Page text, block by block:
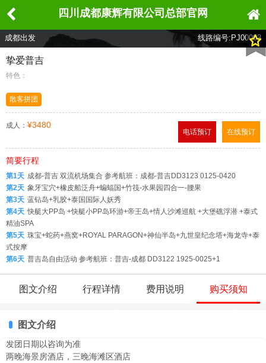
四川成都康辉有限公司总部官网
成都出发 线路编号:PJ00003
挚爱普吉
特色：
散客拼团
成人： ¥3480
在线预订
电话预订
简要行程
第1天 成都-普吉 双流机场集合 参考航班：成都-普吉DD3123 0125-0420
第2天 象牙宝穴+橡皮船泛舟+蝙蝠国+竹筏-水果园四合一-腰果
第3天 蓝钻岛+乳胶+泰国国际人妖秀
第4天 快艇大PP岛 +快艇小PP岛环游+帝王岛+情人沙滩巡航 +大堡礁浮潜 +泰式
精油SPA
第5天 珠宝+蛇药+燕窝+ROYAL PARAGON+神仙半岛+九世皇纪念塔+海龙寺+泰
式按摩
第6天 普吉岛自由活动 参考航班：普吉-成都 DD3122 1925-0025+1
图文介绍 行程详情 费用说明 购买须知
图文介绍
发团日期以咨询为准
两晚海景房酒店，三晚海滩区酒店